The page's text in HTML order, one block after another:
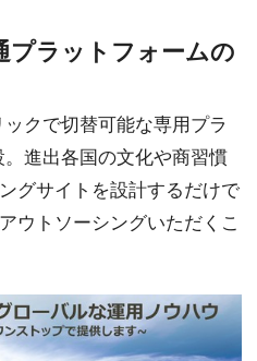
プラットフォームの
クで切替可能な専用プラ
進出各国の文化や商習慣
グサイトを設計するだけで
ウトソーシングいただくこ